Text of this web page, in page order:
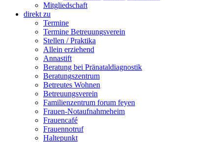
Mitgliedschaft
direkt zu
Termine
Termine Betreuungsverein
Stellen / Praktika
Allein erziehend
Annastift
Beratung bei Pränataldiagnostik
Beratungszentrum
Betreutes Wohnen
Betreuungsverein
Familienzentrum forum feyen
Frauen-Notaufnahmeheim
Frauencafé
Frauennotruf
Haltepunkt